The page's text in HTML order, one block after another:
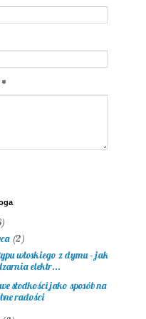
*
(2)
włoskiego z dymu – jak
elektr...
słodkości jako sposób na
radości